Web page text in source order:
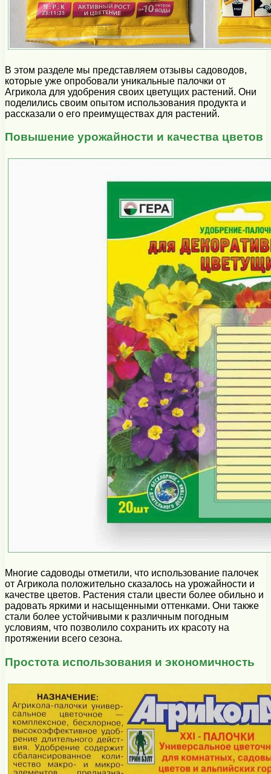
В этом разделе мы представляем отзывы садоводов,
которые уже опробовали уникальные палочки от
Агрикола для удобрения своих цветущих растений. Они
поделились своим опытом использования продукта и
рассказали о его преимуществах для растений.
Повышение урожайности и качества цветов
Многие садоводы отметили, что использование палочек
от Агрикола положительно сказалось на урожайности и
качестве цветов. Растения стали цвести более обильно и
радовать яркими и насыщенными оттенками. Они также
стали более устойчивыми к различным погодным
условиям, что позволило сохранить их красоту на
протяжении всего сезона.
Простота использования и экономичность